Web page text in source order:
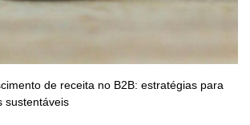
de receita no B2B: estratégias para
sustentáveis